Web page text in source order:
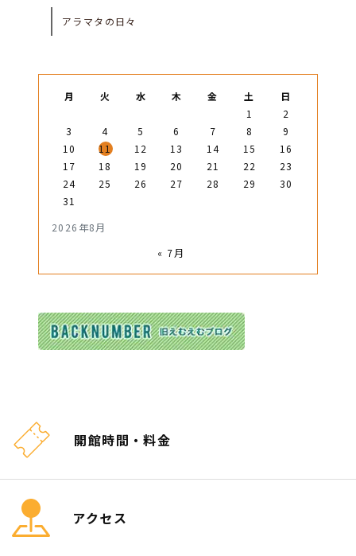
アラマタの日々
2026年8月
月 火 水 木 金 土
日
1
2
3
4 5 6 7 8
9
10
11 12 13 14 15
16
17
18 19 20 21 22
23
24
25 26 27 28 29
30
31
« 7月
開館時間・料金
アクセス